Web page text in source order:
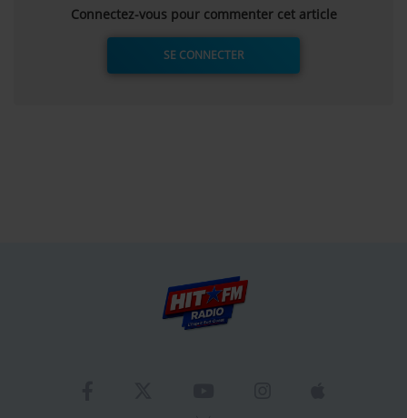
Connectez-vous pour commenter cet article
SE CONNECTER